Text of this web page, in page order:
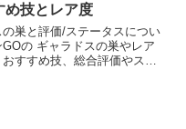
め技とレア度
の巣と評価/ステータスについ
の ギャラドスの巣やレア
すすめ技、総合評価やステ